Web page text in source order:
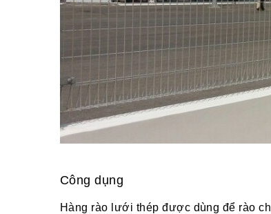
Công dụng
Hàng rào lưới thép được dùng để rào